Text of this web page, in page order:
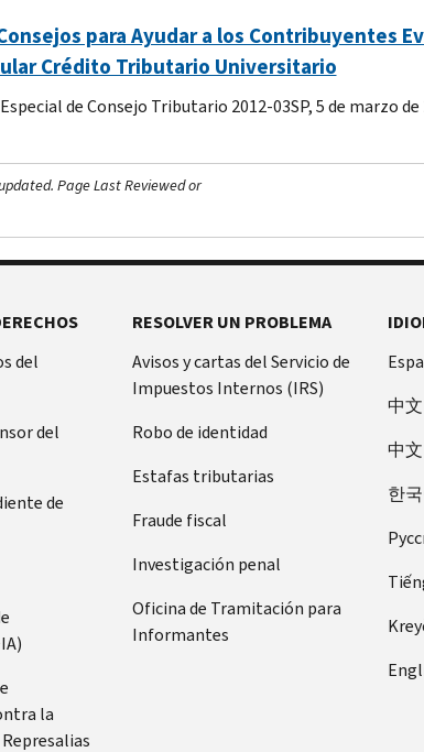
para Ayudar a los Contribuyentes
Crédito Tributario Universitario
de Consejo Tributario 2012-03SP, 5 de marzo de
Page Last Reviewed or
del
del
de
la
RESOLVER UN PROBLEMA
Avisos y cartas del Servicio de
Impuestos Internos (IRS)
Robo de identidad
Estafas tributarias
Fraude fiscal
Investigación penal
Oficina de Tramitación para
Informantes
中
中
한